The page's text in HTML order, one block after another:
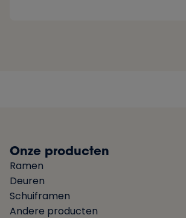
Onze producten
Ramen
Deuren
Schuiframen
Andere producten